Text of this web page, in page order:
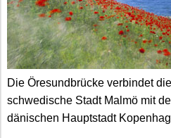
Die Öresundbrücke verbindet die
schwedische Stadt Malmö mit
dänischen Hauptstadt